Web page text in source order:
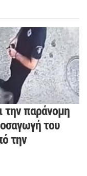
την παράνομη
του
την